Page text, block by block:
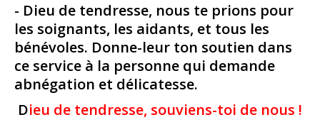
- Dieu de tendresse, nous te prions pour
les soignants, les aidants, et tous les
bénévoles. Donne-leur ton soutien dans
ce service à la personne qui demande
abnégation et délicatesse.
Dieu de tendresse, souviens-toi de nous !